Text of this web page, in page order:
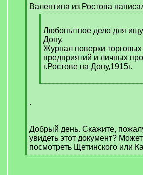
q
Валентина из Ростова
q
]
Любопытное дело для
Дону.
Журнал поверки
предприятий и личных
г.Ростове на Дону,1915г.
[
.
Добрый день. Скажите,
увидеть этот документ?
посмотреть Щетинского или
[